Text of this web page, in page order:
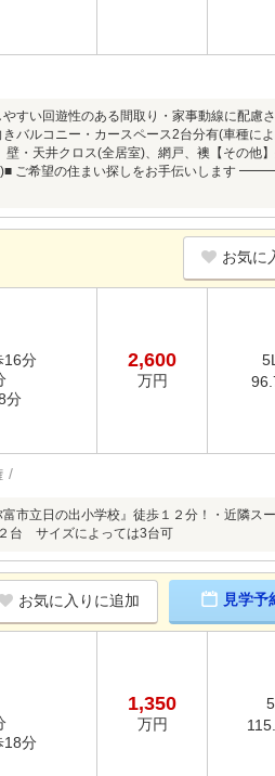
すい回遊性のある間取り・家事動線に配慮
バルコニー・カースペース2台分有(車種
・天井クロス(全居室)、網戸、襖【その他
ご希望の住まい探しをお手伝いします
お気に
16分
分
2,600
万円
市立日の出小学校』徒歩１２分！・近隣ス
台 サイズによっては3台可
お気に入りに追加 見学予
18分
1,350
万円